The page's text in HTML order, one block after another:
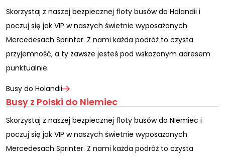
Skorzystaj z naszej bezpiecznej floty busów do Holandii i
poczuj się jak VIP w naszych świetnie wyposażonych
Mercedesach Sprinter. Z nami każda podróż to czysta
przyjemność, a ty zawsze jesteś pod wskazanym adresem
punktualnie.
Busy do Holandii
Busy z Polski do Niemiec
Skorzystaj z naszej bezpiecznej floty busów do NIemiec i
poczuj się jak VIP w naszych świetnie wyposażonych
Mercedesach Sprinter. Z nami każda podróż to czysta